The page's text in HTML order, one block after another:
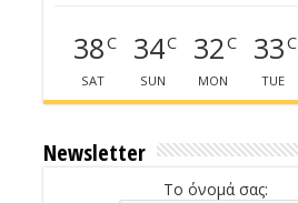
38C
SAT
34C
SUN
32C
MON
33C
TUE
Newsletter
Το όνομά σας: